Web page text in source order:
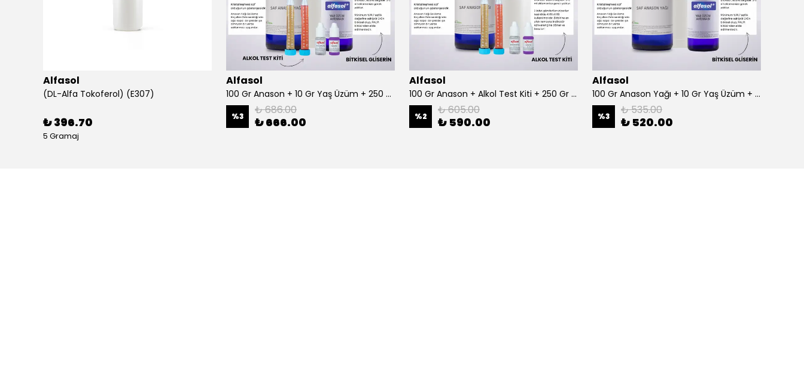
Alfasol
(DL-Alfa Tokoferol) (E307)
₺ 396.70
5 Gramaj
Alfasol
100 Gr Anason + 10 Gr Yaş Üzüm + 250 Gr Gliserin + Alkol Test Kiti
%3 ₺ 686.00
₺ 666.00
Alfasol
100 Gr Anason + Alkol Test Kiti + 250 Gr Gliserin
%2 ₺ 605.00
₺ 590.00
Alfasol
100 Gr Anason Yağı + 10 Gr Yaş Üzüm + 250 Gr Gliserin
%3 ₺ 535.00
₺ 520.00